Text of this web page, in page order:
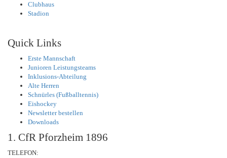
Clubhaus
Stadion
Quick Links
Erste Mannschaft
Junioren Leistungsteams
Inklusions-Abteilung
Alte Herren
Schnürles (Fußballtennis)
Eishockey
Newsletter bestellen
Downloads
1. CfR Pforzheim 1896
TELEFON: